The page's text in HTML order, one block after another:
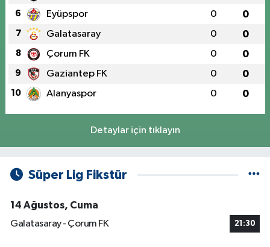
6 Eyüpspor 0 0
7 Galatasaray 0 0
8 Çorum FK 0 0
9 Gaziantep FK 0 0
10 Alanyaspor 0 0
Detaylar için tıklayın
Süper Lig Fikstür
14 Ağustos, Cuma
Galatasaray - Çorum FK
21:30